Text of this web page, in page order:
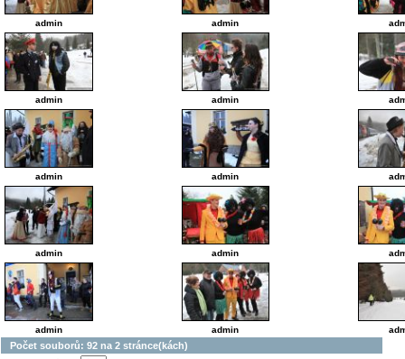
admin admin
admin admin
admin admin
admin admin
admin admin
Počet souborů: 92 na 2 stránce(kách)